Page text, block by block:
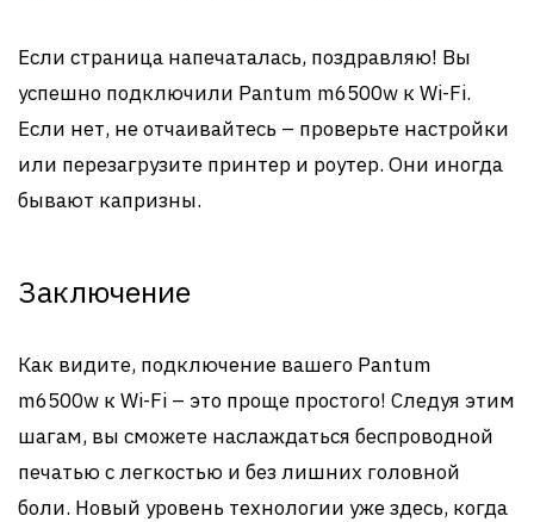
Если страница напечаталась, поздравляю! Вы
успешно подключили Pantum m6500w к Wi-Fi.
Если нет, не отчаивайтесь – проверьте настройки
или перезагрузите принтер и роутер. Они иногда
бывают капризны.
Заключение
Как видите, подключение вашего Pantum
m6500w к Wi-Fi – это проще простого! Следуя этим
шагам, вы сможете наслаждаться беспроводной
печатью с легкостью и без лишних головной
боли. Новый уровень технологии уже здесь, когда